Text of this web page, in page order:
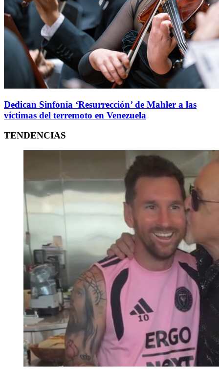
Dedican Sinfonía ‘Resurrección’ de Mahler a las
víctimas del terremoto en Venezuela
TENDENCIAS